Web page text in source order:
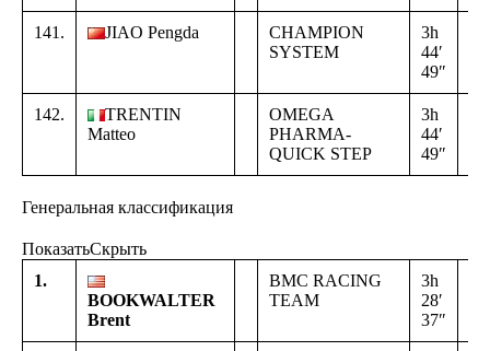
141. JIAO Pengda
CHAMPION
SYSTEM
3h
44′
49″
142.
TRENTIN
Matteo
OMEGA
PHARMA-
QUICK STEP
3h
44′
49″
Генеральная классификация
ПоказатьСкрыть
1.
BOOKWALTER
Brent
BMC RACING
TEAM
3h
28′
37″